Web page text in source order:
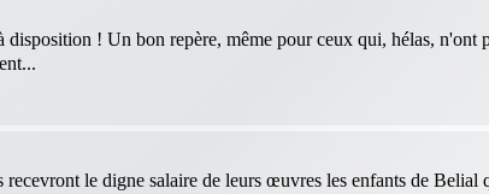
! Un bon repère, même pour ceux qui, hélas, n'ont
le digne salaire de leurs œuvres les enfants de Belial